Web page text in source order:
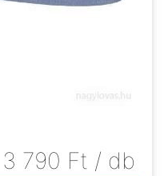
3 790 Ft / db